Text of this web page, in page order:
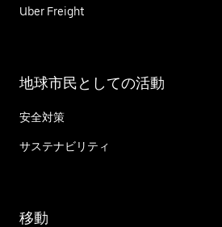
Uber Freight
地球市民としての活動
安全対策
サステナビリティ
移動